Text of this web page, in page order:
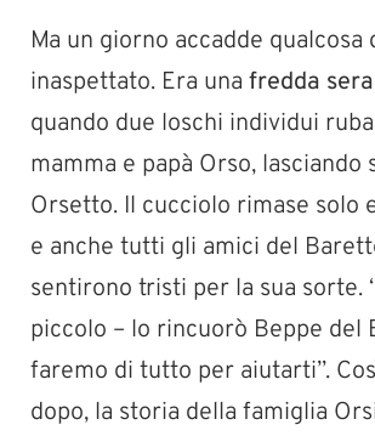
Ma un giorno accadde qualcosa
inaspettato. Era una fredda
quando due loschi individui
mamma e papà Orso, lasciando
Orsetto. Il cucciolo rimase solo
e anche tutti gli amici del
sentirono tristi per la sua sorte.
piccolo – lo rincuorò Beppe del
faremo di tutto per aiutarti”.
dopo, la storia della famiglia